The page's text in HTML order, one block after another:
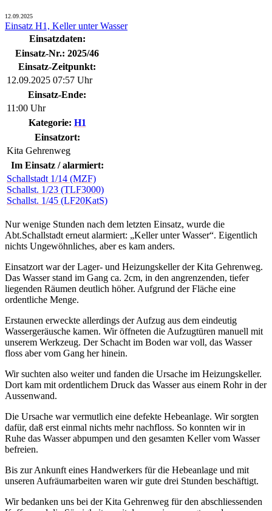
12.09.2025
Einsatz H1, Keller unter Wasser
Einsatzdaten:
Einsatz-Nr.: 2025/46
Einsatz-Zeitpunkt:
12.09.2025 07:57 Uhr
Einsatz-Ende:
11:00 Uhr
Kategorie: H1
Einsatzort:
Kita Gehrenweg
Im Einsatz / alarmiert:
Schallstadt 1/14 (MZF)
Schallst. 1/23 (TLF3000)
Schallst. 1/45 (LF20KatS)
Nur wenige Stunden nach dem letzten Einsatz, wurde die
Abt.Schallstadt erneut alarmiert: „Keller unter Wasser“. Eigentlich
nichts Ungewöhnliches, aber es kam anders.
Einsatzort war der Lager- und Heizungskeller der Kita Gehrenweg.
Das Wasser stand im Gang ca. 2cm, in den angrenzenden, tiefer
liegenden Räumen deutlich höher. Aufgrund der Fläche eine
ordentliche Menge.
Erstaunen erweckte allerdings der Aufzug aus dem eindeutig
Wassergeräusche kamen. Wir öffneten die Aufzugtüren manuell mit
unserem Werkzeug. Der Schacht im Boden war voll, das Wasser
floss aber vom Gang her hinein.
Wir suchten also weiter und fanden die Ursache im Heizungskeller.
Dort kam mit ordentlichem Druck das Wasser aus einem Rohr in der
Aussenwand.
Die Ursache war vermutlich eine defekte Hebeanlage. Wir sorgten
dafür, daß erst einmal nichts mehr nachfloss. So konnten wir in
Ruhe das Wasser abpumpen und den gesamten Keller vom Wasser
befreien.
Bis zur Ankunft eines Handwerkers für die Hebeanlage und mit
unseren Aufräumarbeiten waren wir gute drei Stunden beschäftigt.
Wir bedanken uns bei der Kita Gehrenweg für den abschliessenden